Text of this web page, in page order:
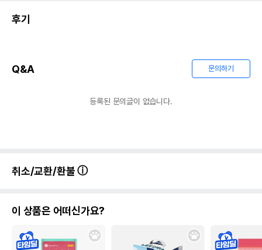
후기
Q&A 문의하기
등록된 문의글이 없습니다.
취소/교환/환불
이 상품은 어떠신가요?